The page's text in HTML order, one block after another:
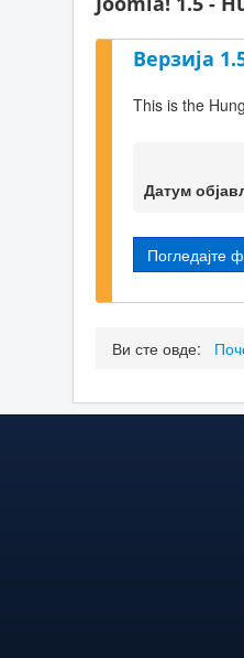
Верзија
This is the
Погледајте
Ви сте овде: